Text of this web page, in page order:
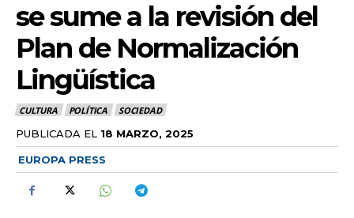
se sume a la revisión del
Plan de Normalización
Lingüística
CULTURA POLÍTICA SOCIEDAD
PUBLICADA EL 18 MARZO, 2025
EUROPA PRESS